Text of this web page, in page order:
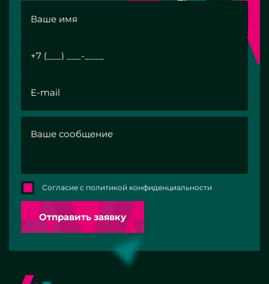
Согласие с политикой конфиденциальности
Отправить заявку